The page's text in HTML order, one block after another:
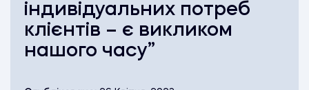
індивідуальних потреб
клієнтів – є викликом
нашого часу”